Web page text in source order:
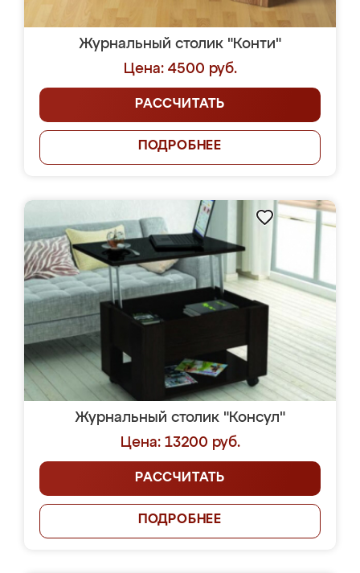
Журнальный столик "Конти"
Цена: 4500 руб.
РАССЧИТАТЬ
ПОДРОБНЕЕ
Журнальный столик "Консул"
Цена: 13200 руб.
РАССЧИТАТЬ
ПОДРОБНЕЕ